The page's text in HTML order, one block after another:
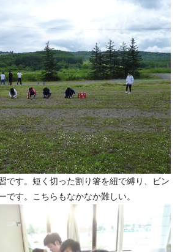
です。短く切った割り箸を紐で縛り、ビン
です。
こちらもなかなか難しい。